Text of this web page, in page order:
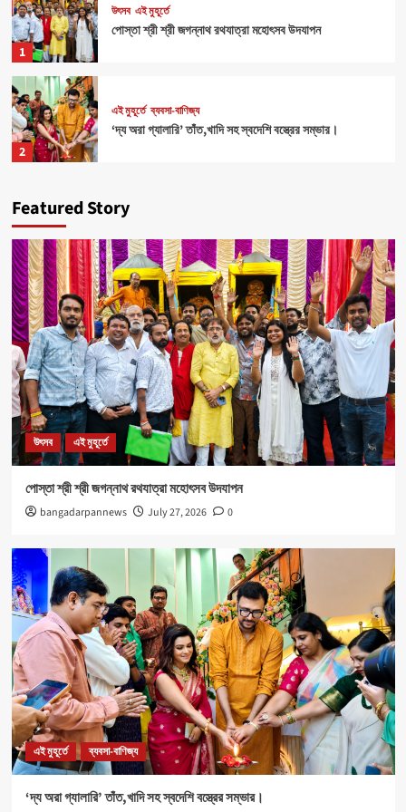
1
উৎসব এই মুহূর্তে
পোস্তা শ্রী শ্রী জগন্নাথ রথযাত্রা মহোৎসব উদযাপন
2
এই মুহূর্তে ব্যবসা-বাণিজ্য
‘দ্য অরা গ্যালারি’ তাঁত,খাদি সহ স্বদেশি বস্ত্রের সম্ভার।
3
Health
4
Sports এই মুহূর্তে
মহিলাদের আত্মনির্ভরতা রক্ষার জন্য বিশেষ ক্যাম্পের ব্যবস্থা।
উৎসব এই মুহূর্তে
নবযুবক সংঘ এবং শীতলা স্পোর্টিং ক্লাবের যৌথ উদ্যোগে রক্তদান
শিবির আয়োজিত।
1
উৎসব এই মুহূর্তে
2
এই মুহূর্তে ব্যবসা-বাণিজ্য
‘দ্য অরা গ্যালারি’ তাঁত,খাদি সহ স্বদেশি বস্ত্রের সম্ভার।
3
Health এই মুহূর্তে
৪০০ পড়ুয়ার হাতে ‘রিলোড ভাইটাল ইলেক্ট্রোলাইটস’ (অরেঞ্জ জুস)
Sports এই মুহূর্তে
Featured Story
উৎসব এই মুহূর্তে
পোস্তা শ্রী শ্রী জগন্নাথ রথযাত্রা মহোৎসব উদযাপন
bangadarpannews July 27, 2026 0
এই মুহূর্তে ব্যবসা-বাণিজ্য
‘দ্য অরা গ্যালারি’ তাঁত,খাদি সহ স্বদেশি বস্ত্রের সম্ভার।